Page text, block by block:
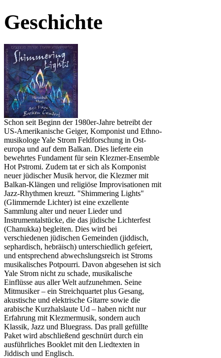
Geschichte
Schon seit Beginn der 1980er-Jahre betreibt der
US-Amerikanische Geiger, Komponist und Ethno-
musikologe Yale Strom Feldforschung in Ost-
europa und auf dem Balkan. Dies lieferte ein
bewehrtes Fundament für sein Klezmer-Ensemble
Hot Pstromi. Zudem tat er sich als Komponist
neuer jüdischer Musik hervor, die Klezmer mit
Balkan-Klängen und religiöse Improvisationen mit
Jazz-Rhythmen kreuzt. "Shimmering Lights"
(Glimmernde Lichter) ist eine exzellente
Sammlung alter und neuer Lieder und
Instrumentalstücke, die das jüdische Lichterfest
(Chanukka) begleiten. Dies wird bei
verschiedenen jüdischen Gemeinden (jiddisch,
sephardisch, hebräisch) unterschiedlich gefeiert,
und entsprechend abwechslungsreich ist Stroms
musikalisches Potpourri. Davon abgesehen ist sich
Yale Strom nicht zu schade, musikalische
Einflüsse aus aller Welt aufzunehmen. Seine
Mitmusiker – ein Streichquartet plus Gesang,
akustische und elektrische Gitarre sowie die
arabische Kurzhalslaute Ud – haben nicht nur
Erfahrung mit Klezmermusik, sondern auch
Klassik, Jazz und Bluegrass. Das prall gefüllte
Paket wird abschließend geschnürt durch ein
ausführliches Booklet mit den Liedtexten in
Jiddisch und Englisch.